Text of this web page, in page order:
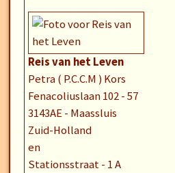
Reis van het Leven
Petra ( P.C.C.M ) Kors
Fenacoliuslaan 102 - 57
3143AE - Maassluis
Zuid-Holland
en
Stationsstraat - 1 A